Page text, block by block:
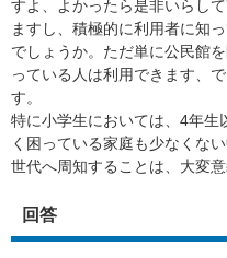
すよ、よかったら是非いらし
ますし、積極的に利用者に知
でしょうか。ただ単に公民館
っている人は利用できます、
す。
特に小学生においては、4年生
く困っている家庭も少なくな
世代へ周知することは、大変
回答